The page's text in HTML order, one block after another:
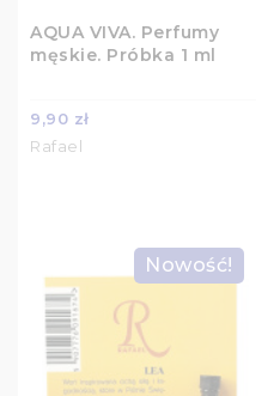
AQUA VIVA. Perfumy
męskie. Próbka 1 ml
9,90 zł
Rafael
Nowość!